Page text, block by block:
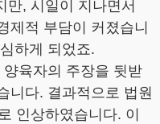
만, 시일이 지나면서
제적 부담이 커졌습니
하게 되었죠.
육자의 주장을 뒷받
니다. 결과적으로 법원
인상하였습니다. 이